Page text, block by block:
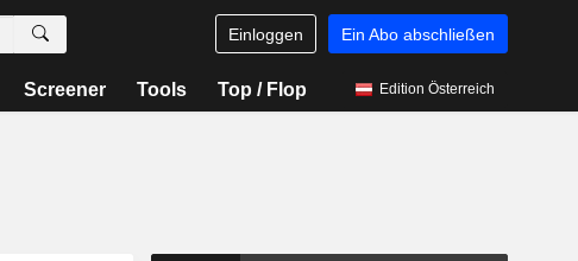
Einloggen Ein Abo abschließen
Screener Tools Top / Flop Edition Österreich